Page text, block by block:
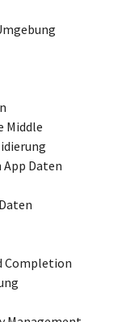
Middle
App Daten
Completion